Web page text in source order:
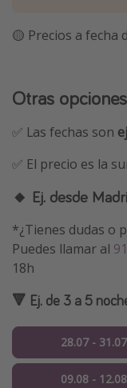
🟡 Precios a fecha
Otras opciones
✅ Las fechas son
✅ El precio es la
🔸 Ej. desde
*¿Tienes dudas o
Puedes llamar al
18h
🔻 Ej. de 3 a 5
28.07 -
09.08 -